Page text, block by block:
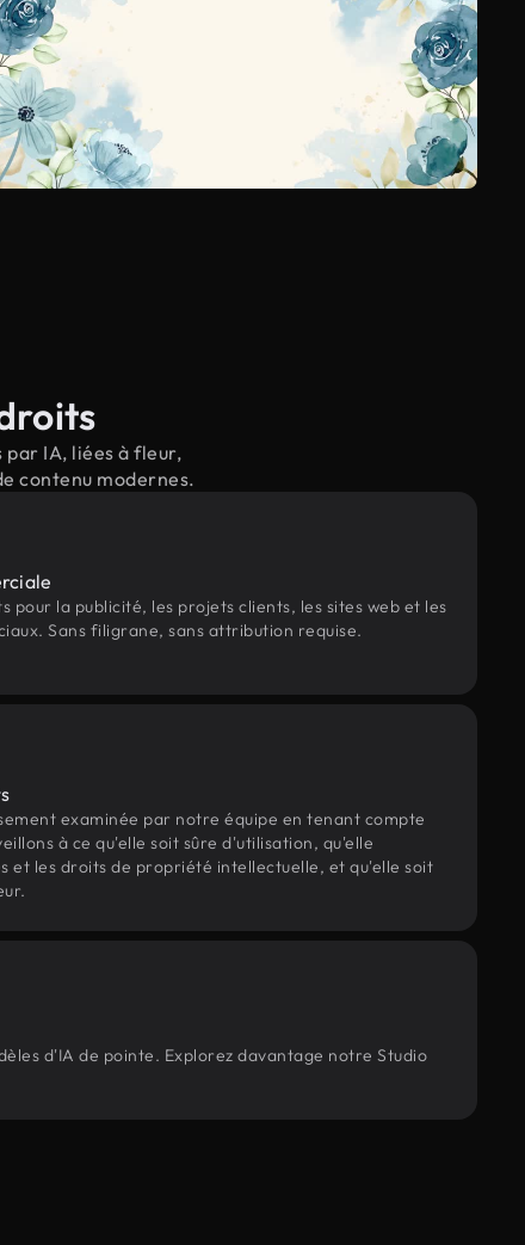
par IA, liées à fleur,
contenu modernes.
pour la publicité, les projets clients, les sites web et les
Sans filigrane, sans attribution requise.
examinée par notre équipe en tenant compte
à ce qu'elle soit sûre d'utilisation, qu'elle
et les droits de propriété intellectuelle, et qu'elle soit
d'IA de pointe. Explorez davantage notre Studio